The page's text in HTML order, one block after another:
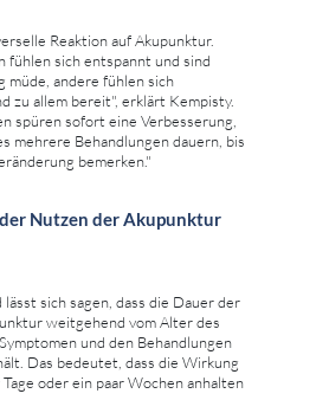
Reaktion auf Akupunktur.
fühlen sich entspannt und sind
müde, andere fühlen sich
zu allem bereit", erklärt Kempisty.
spüren sofort eine Verbesserung,
mehrere Behandlungen dauern, bis
bemerken."
Nutzen der Akupunktur
lässt sich sagen, dass die Dauer der
weitgehend vom Alter des
und den Behandlungen
Das bedeutet, dass die Wirkung
oder ein paar Wochen anhalten